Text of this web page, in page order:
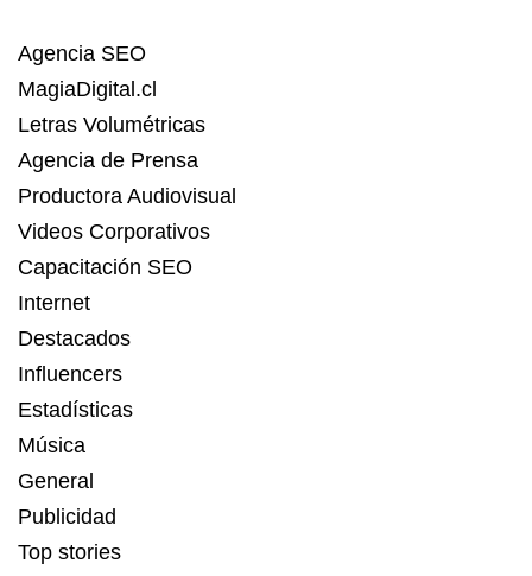
Agencia SEO
MagiaDigital.cl
Letras Volumétricas
Agencia de Prensa
Productora Audiovisual
Videos Corporativos
Capacitación SEO
Internet
Destacados
Influencers
Estadísticas
Música
General
Publicidad
Top stories